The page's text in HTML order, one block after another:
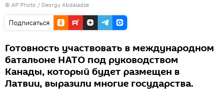
© AP Photo / Georgy Abdaladze
Подписаться
Готовность участвовать в международном
батальоне НАТО под руководством
Канады, который будет размещен в
Латвии, выразили многие государства.